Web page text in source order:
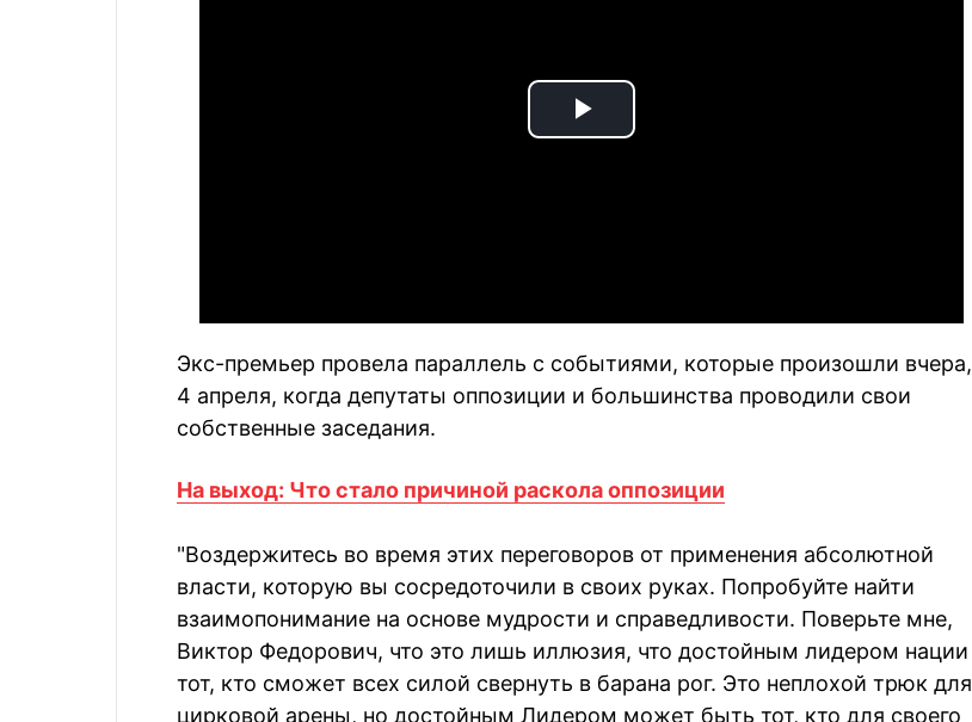
Play
Экс-премьер провела параллель с событиями, которые произошли вчера,
4 апреля, когда депутаты оппозиции и большинства проводили свои
собственные заседания.
На выход: Что стало причиной раскола оппозиции
"Воздержитесь во время этих переговоров от применения абсолютной
власти, которую вы сосредоточили в своих руках. Попробуйте найти
взаимопонимание на основе мудрости и справедливости. Поверьте мне,
Виктор Федорович, что это лишь иллюзия, что достойным лидером нации
тот, кто сможет всех силой свернуть в барана рог. Это неплохой трюк для
цирковой арены, но достойным Лидером может быть тот, кто для своего